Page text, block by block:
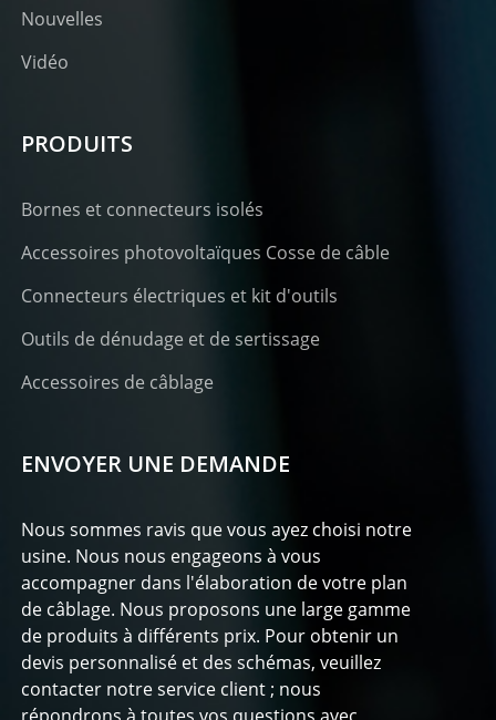
Nouvelles
Vidéo
PRODUITS
Bornes et connecteurs isolés
Accessoires photovoltaïques Cosse de câble
Connecteurs électriques et kit d'outils
Outils de dénudage et de sertissage
Accessoires de câblage
ENVOYER UNE DEMANDE
Nous sommes ravis que vous ayez choisi notre
usine. Nous nous engageons à vous
accompagner dans l'élaboration de votre plan
de câblage. Nous proposons une large gamme
de produits à différents prix. Pour obtenir un
devis personnalisé et des schémas, veuillez
contacter notre service client ; nous